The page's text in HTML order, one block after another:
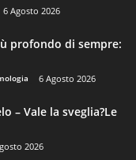
6 Agosto 2026
profondo di sempre:
6 Agosto 2026
– Vale la sveglia?Le
2026